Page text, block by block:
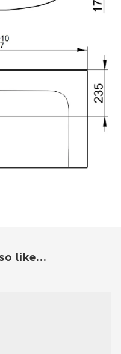
like...